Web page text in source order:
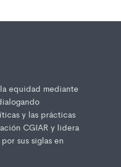
equidad mediante
y las prácticas
CGIAR y lidera
sus siglas en